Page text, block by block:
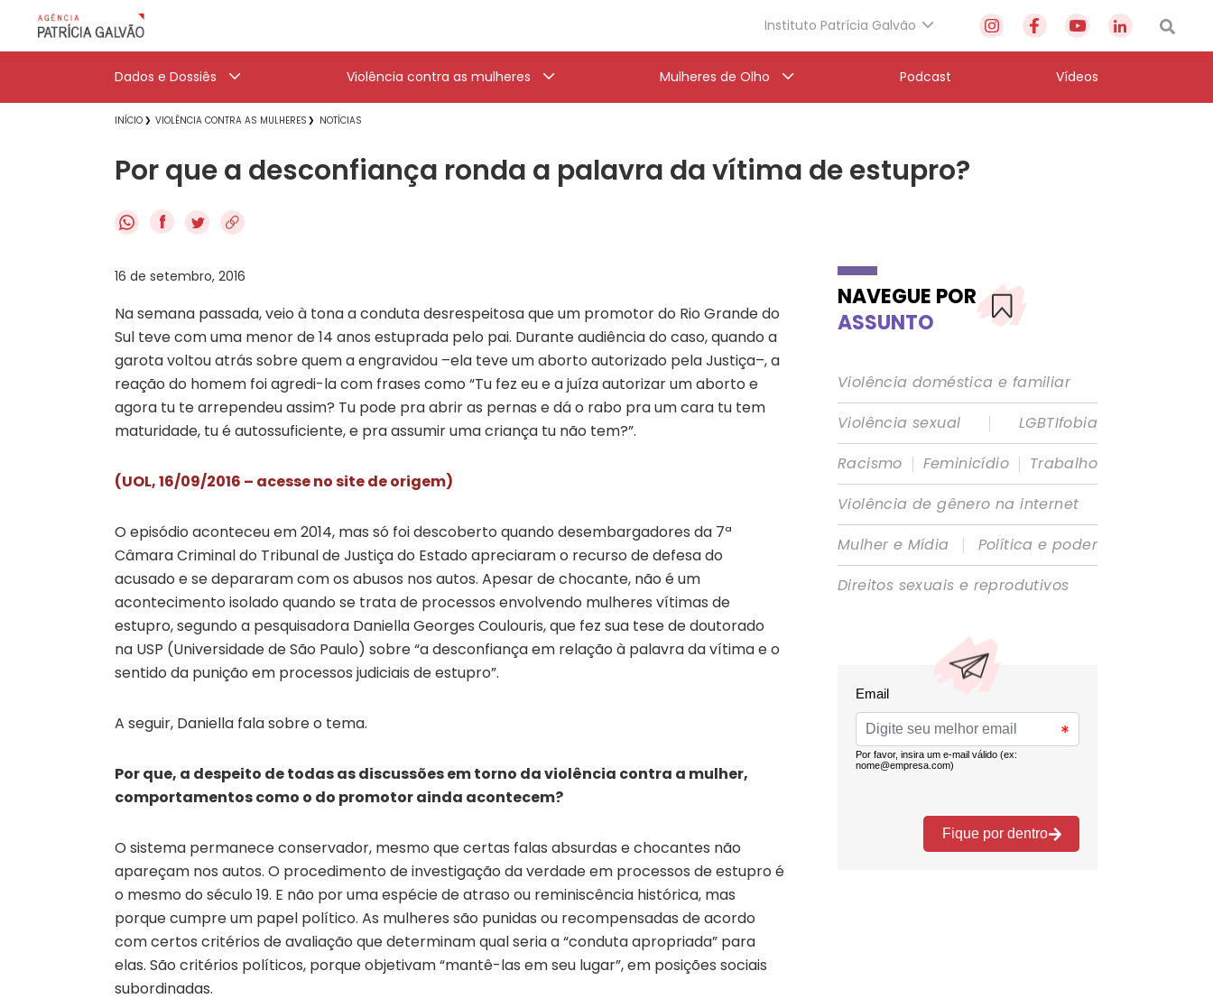
Instituto Patrícia Galvão
Dados e Dossiês Violência contra as mulheres Mulheres de Olho Podcast Vídeos
INÍCIO VIOLÊNCIA CONTRA AS MULHERES NOTÍCIAS
Por que a desconfiança ronda a palavra da vítima de estupro?
f
16 de setembro, 2016
Na semana passada, veio à tona a conduta desrespeitosa que um promotor do Rio Grande do
Sul teve com uma menor de 14 anos estuprada pelo pai. Durante audiência do caso, quando a
garota voltou atrás sobre quem a engravidou –ela teve um aborto autorizado pela Justiça–, a
reação do homem foi agredi-la com frases como “Tu fez eu e a juíza autorizar um aborto e
agora tu te arrependeu assim? Tu pode pra abrir as pernas e dá o rabo pra um cara tu tem
maturidade, tu é autossuficiente, e pra assumir uma criança tu não tem?”.
(UOL, 16/09/2016 – acesse no site de origem)
O episódio aconteceu em 2014, mas só foi descoberto quando desembargadores da 7ª
Câmara Criminal do Tribunal de Justiça do Estado apreciaram o recurso de defesa do
acusado e se depararam com os abusos nos autos. Apesar de chocante, não é um
acontecimento isolado quando se trata de processos envolvendo mulheres vítimas de
estupro, segundo a pesquisadora Daniella Georges Coulouris, que fez sua tese de doutorado
na USP (Universidade de São Paulo) sobre “a desconfiança em relação à palavra da vítima e o
sentido da punição em processos judiciais de estupro”.
A seguir, Daniella fala sobre o tema.
Por que, a despeito de todas as discussões em torno da violência contra a mulher,
comportamentos como o do promotor ainda acontecem?
O sistema permanece conservador, mesmo que certas falas absurdas e chocantes não
apareçam nos autos. O procedimento de investigação da verdade em processos de estupro é
o mesmo do século 19. E não por uma espécie de atraso ou reminiscência histórica, mas
porque cumpre um papel político. As mulheres são punidas ou recompensadas de acordo
com certos critérios de avaliação que determinam qual seria a “conduta apropriada” para
elas. São critérios políticos, porque objetivam “mantê-las em seu lugar”, em posições sociais
subordinadas.
NAVEGUE POR
ASSUNTO
Violência doméstica e familiar
Violência sexual
|
LGBTIfobia
Racismo | Feminicídio | Trabalho
Violência de gênero na internet
Mulher e Mídia
|
Política e poder
Direitos sexuais e reprodutivos